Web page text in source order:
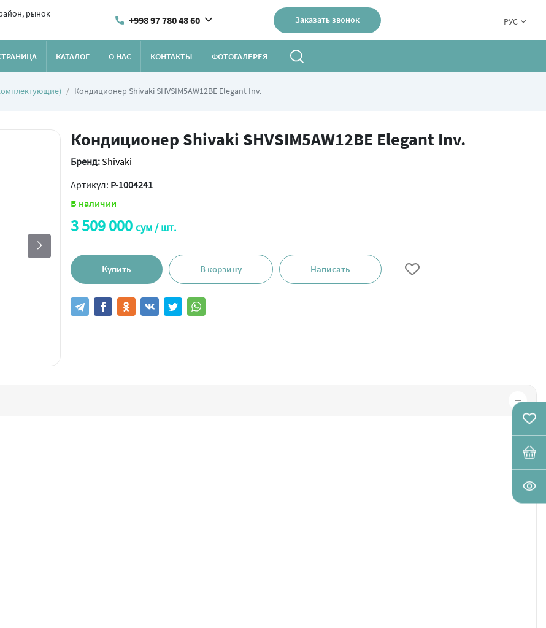
рынок
+998 97 780 48 60 Заказать звонок РУС
КАТАЛОГ О НАС КОНТАКТЫ ФОТОГАЛЕРЕЯ
Кондиционер Shivaki SHVSIM5AW12BE Elegant Inv.
Кондиционер Shivaki SHVSIM5AW12BE Elegant Inv.
Бренд:Shivaki
Артикул: P-1004241
В наличии
3 509 000сум / шт.
Купить В корзину Написать